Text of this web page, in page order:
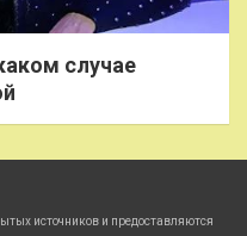
случае
источников и предоставляются